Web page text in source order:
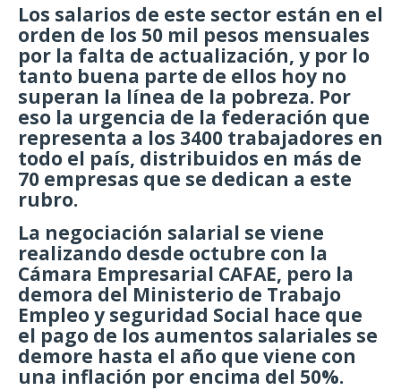
Los salarios de este sector están en el
orden de los 50 mil pesos mensuales
por la falta de actualización, y por lo
tanto buena parte de ellos hoy no
superan la línea de la pobreza. Por
eso la urgencia de la federación que
representa a los 3400 trabajadores en
todo el país, distribuidos en más de
70 empresas que se dedican a este
rubro.
La negociación salarial se viene
realizando desde octubre con la
Cámara Empresarial CAFAE, pero la
demora del Ministerio de Trabajo
Empleo y seguridad Social hace que
el pago de los aumentos salariales se
demore hasta el año que viene con
una inflación por encima del 50%.